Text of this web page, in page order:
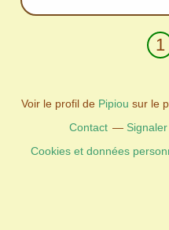
1
Voir le profil de Pipiou sur le
Contact
Cookies et données